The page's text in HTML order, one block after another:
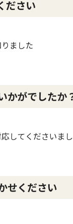
ださい
ました
かがでしたか
してくださいま
せください